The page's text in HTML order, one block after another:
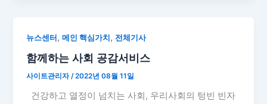
뉴스센터,메인 핵심가치, 전체기사
함께하는 사회 공감서비스
사이트관리자/2022년 08월 11일
건강하고 열정이 넘치는 사회, 우리사회의 텅빈 빈자